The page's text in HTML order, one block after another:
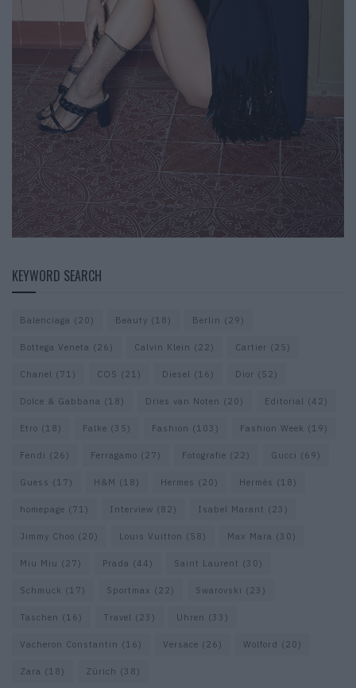
KEYWORD SEARCH
Balenciaga (20) Beauty (18) Berlin (29)
Bottega Veneta (26) Calvin Klein (22) Cartier (25)
Chanel (71) COS (21) Diesel (16) Dior (52)
Dolce & Gabbana (18) Dries van Noten (20) Editorial (42)
Etro (18) Falke (35) Fashion (103) Fashion Week (19)
Fendi (26) Ferragamo (27) Fotografie (22) Gucci (69)
Guess (17) H&M (18) Hermes (20) Hermès (18)
homepage (71) Interview (82) Isabel Marant (23)
Jimmy Choo (20) Louis Vuitton (58) Max Mara (30)
Miu Miu (27) Prada (44) Saint Laurent (30)
Schmuck (17) Sportmax (22) Swarovski (23)
Taschen (16) Travel (23) Uhren (33)
Vacheron Constantin (16) Versace (26) Wolford (20)
Zara (18) Zürich (38)